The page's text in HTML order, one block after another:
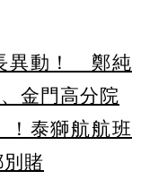
異動！ 鄭純
金門高分院
！泰獅航航班
賭